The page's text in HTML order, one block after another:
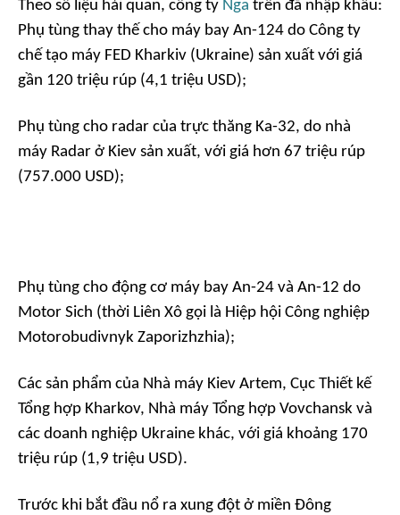
Theo số liệu hải quan, công ty Nga trên đã nhập khẩu:
Phụ tùng thay thế cho máy bay An-124 do Công ty
chế tạo máy FED Kharkiv (Ukraine) sản xuất với giá
gần 120 triệu rúp (4,1 triệu USD);
Phụ tùng cho radar của trực thăng Ka-32, do nhà
máy Radar ở Kiev sản xuất, với giá hơn 67 triệu rúp
(757.000 USD);
Phụ tùng cho động cơ máy bay An-24 và An-12 do
Motor Sich (thời Liên Xô gọi là Hiệp hội Công nghiệp
Motorobudivnyk Zaporizhzhia);
Các sản phẩm của Nhà máy Kiev Artem, Cục Thiết kế
Tổng hợp Kharkov, Nhà máy Tổng hợp Vovchansk và
các doanh nghiệp Ukraine khác, với giá khoảng 170
triệu rúp (1,9 triệu USD).
Trước khi bắt đầu nổ ra xung đột ở miền Đông